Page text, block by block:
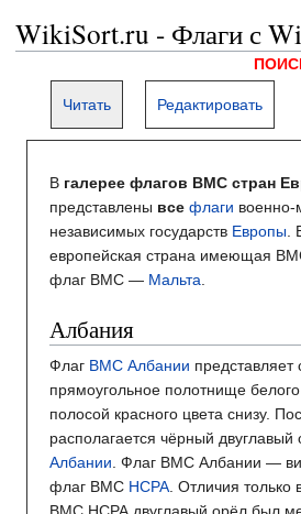
WikiSort.ru - Флаги с
Читать Редактировать
В галерее флагов ВМС стран
представлены все флаги военно-
независимых государств Европы
европейская страна имеющая
флаг ВМС — Мальта
Албания
Флаг ВМС Албании представляет
прямоугольное полотнище белого
полосой красного цвета снизу.
располагается чёрный двуглавый
Албании . Флаг ВМС Албании —
флаг ВМС НСРА . Отличия